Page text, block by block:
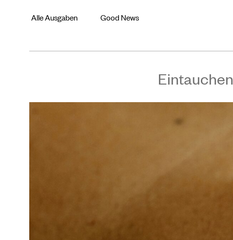
Alle Ausgaben Good News
Eintauchen